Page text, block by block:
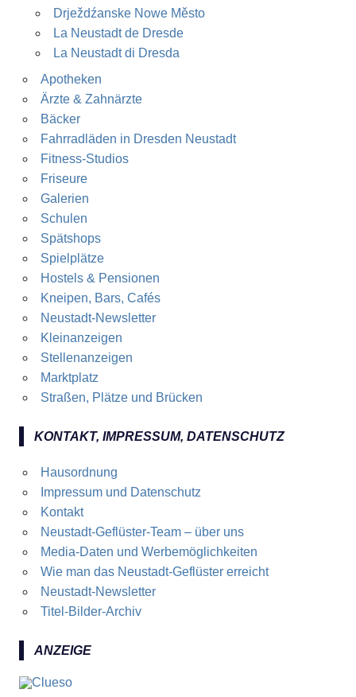
Drježdźanske Nowe Město
La Neustadt de Dresde
La Neustadt di Dresda
Apotheken
Ärzte & Zahnärzte
Bäcker
Fahrradläden in Dresden Neustadt
Fitness-Studios
Friseure
Galerien
Schulen
Spätshops
Spielplätze
Hostels & Pensionen
Kneipen, Bars, Cafés
Neustadt-Newsletter
Kleinanzeigen
Stellenanzeigen
Marktplatz
Straßen, Plätze und Brücken
KONTAKT, IMPRESSUM, DATENSCHUTZ
Hausordnung
Impressum und Datenschutz
Kontakt
Neustadt-Geflüster-Team – über uns
Media-Daten und Werbemöglichkeiten
Wie man das Neustadt-Geflüster erreicht
Neustadt-Newsletter
Titel-Bilder-Archiv
ANZEIGE